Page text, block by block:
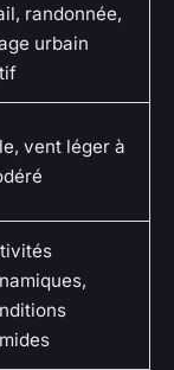
randonnée,
urbain
vent léger à